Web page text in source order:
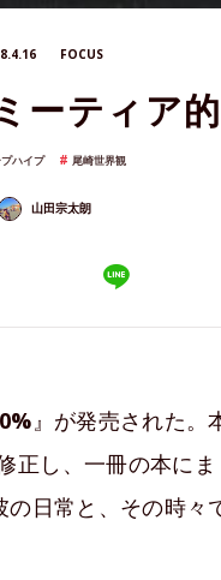
FOCUS
ーティア
ハイプ 尾崎世界観
山田宗太朗
』が発売された。
正し、一冊の本にま
の日常と、その時々